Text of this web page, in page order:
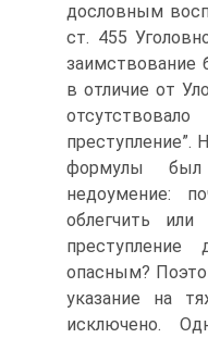
дословным
ст. 455
заимствование
в отличие от
преступление”.
формулы
недоумение:
облегчить или
преступление
опасным?
указание на
исключено.